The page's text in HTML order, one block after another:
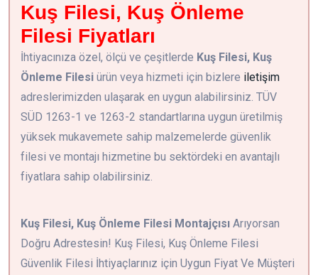
Kuş Filesi, Kuş Önleme
Filesi Fiyatları
İhtiyacınıza özel, ölçü ve çeşitlerde Kuş Filesi, Kuş
Önleme Filesi ürün veya hizmeti için bizlere iletişim
adreslerimizden ulaşarak en uygun alabilirsiniz. TÜV
SÜD 1263-1 ve 1263-2 standartlarına uygun üretilmiş
yüksek mukavemete sahip malzemelerde güvenlik
filesi ve montajı hizmetine bu sektördeki en avantajlı
fiyatlara sahip olabilirsiniz.
Kuş Filesi, Kuş Önleme Filesi Montajçısı Arıyorsan
Doğru Adrestesin! Kuş Filesi, Kuş Önleme Filesi
Güvenlik Filesi İhtiyaçlarınız için Uygun Fiyat Ve Müşteri